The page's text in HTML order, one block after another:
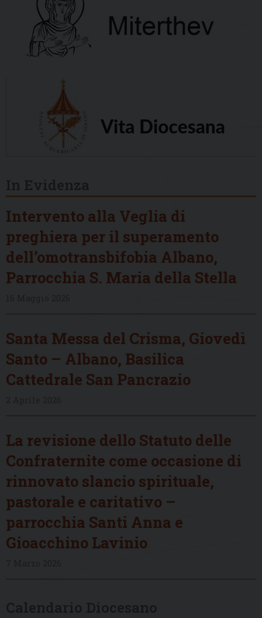
Intervento alla Veglia di
preghiera per il superamento
dell’omotransbifobia Albano,
Parrocchia S. Maria della Stella
Santa Messa del Crisma, Giovedì
Santo – Albano, Basilica
Cattedrale San Pancrazio
La revisione dello Statuto delle
Confraternite come occasione di
rinnovato slancio spirituale,
pastorale e caritativo –
parrocchia Santi Anna e
Gioacchino Lavinio